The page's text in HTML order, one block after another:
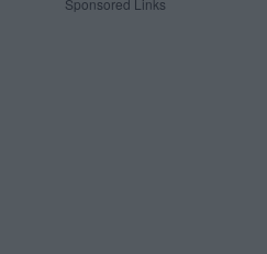
Sponsored Links